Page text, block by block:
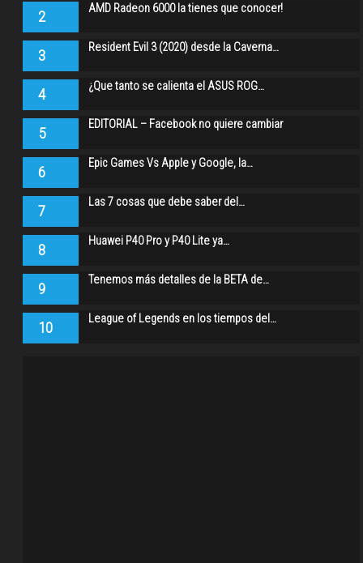
2 AMD Radeon 6000 la tienes que conocer!
3 Resident Evil 3 (2020) desde la Caverna…
4 ¿Que tanto se calienta el ASUS ROG…
5 EDITORIAL – Facebook no quiere cambiar
6 Epic Games Vs Apple y Google, la…
7 Las 7 cosas que debe saber del…
8 Huawei P40 Pro y P40 Lite ya…
9 Tenemos más detalles de la BETA de…
10 League of Legends en los tiempos del…